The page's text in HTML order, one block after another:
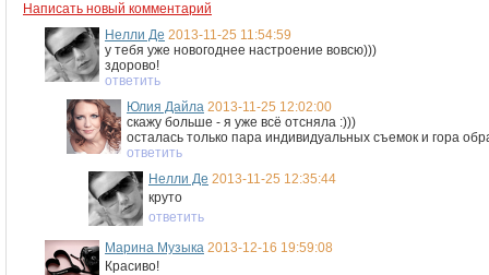
Написать новый комментарий
Нелли Де 2013-11-25 11:54:59
у тебя уже новогоднее настроение вовсю)))
здорово!
ответить
Юлия Дайла 2013-11-25 12:02:00
скажу больше - я уже всё отсняла :)))
осталась только пара индивидуальных съемок и гора
ответить
Нелли Де 2013-11-25 12:35:44
круто
ответить
Марина Музыка 2013-12-16 19:59:08
Красиво!